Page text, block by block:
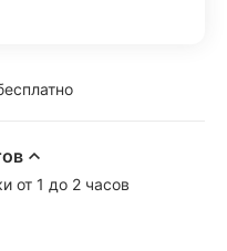
от 1 до 2 часов